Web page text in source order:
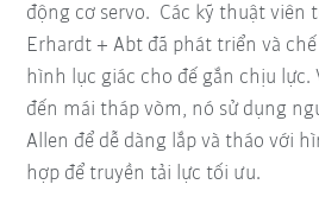
động cơ servo. Các kỹ thuật viên
Erhardt + Abt đã phát triển và
hình lục giác cho đế gắn chịu
đến mái tháp vòm, nó sử dụng
Allen để dễ dàng lắp và tháo với
hợp để truyền tải lực tối ưu.